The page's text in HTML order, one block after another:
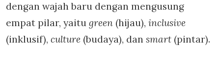
dengan wajah baru dengan mengusung
empat pilar, yaitu green (hijau), inclusive
(inklusif), culture (budaya), dan smart (pintar).